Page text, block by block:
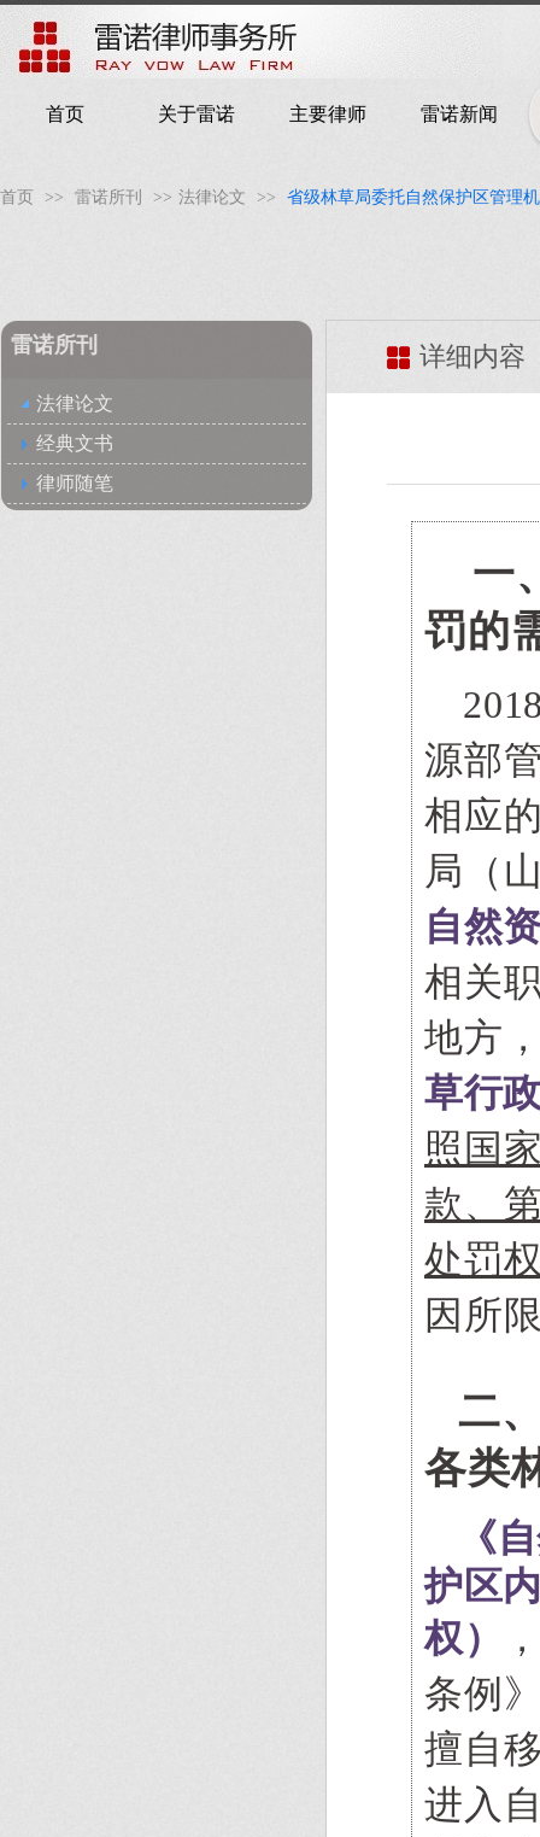
首页 关于雷诺 主要律师 雷诺新闻
首页 >> 雷诺所刊 >> 法律论文 >> 省级林草局委托自然保护区管理
雷诺所刊
法律论文
经典文书
律师随笔
详细内容
一
罚的
源部
相应
局（
自然
相关
地方
草行
照国
款、
处罚
因所
二
各类
《
护区
权）
条例
擅自
进入